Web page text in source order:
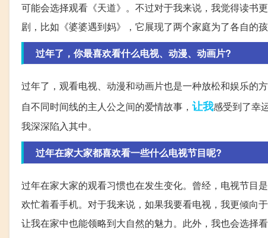
可能会选择观看《天道》。不过对于我来说，我觉得读书
剧，比如《婆婆遇到妈》，它展现了两个家庭为了各自的
过年了，你最喜欢看什么电视、动漫、动画片?
过年了，观看电视、动漫和动画片也是一种放松和娱乐的
自不同时间线的主人公之间的爱情故事， 让我感受到了幸
我深深陷入其中。
过年在家大家都喜欢看一些什么电视节目呢?
过年在家大家的观看习惯也在发生变化。曾经，电视节目
欢忙着看手机。对于我来说，如果我要看电视，我更倾向
让我在家中也能领略到大自然的魅力。此外，我也会选择